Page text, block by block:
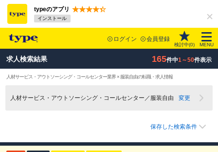
typeのアプリ
インストール
ログイン 会員登録
検討中(0) MENU
求人検索結果 165件中1～50件表示
人材サービス・アウトソーシング・コールセンター業界 × 服装自由の転職・求人情報
人材サービス・アウトソーシング・コールセンター／服装自由 変更
保存した検索条件